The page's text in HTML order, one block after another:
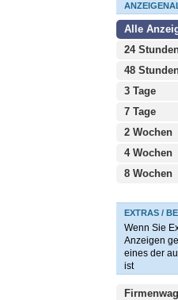
Alle
24
48
3 Tage
7 Tage
2 Wochen
4 Wochen
8 Wochen
EXTRAS /
Wenn Sie
Anzeigen
eines der
ist